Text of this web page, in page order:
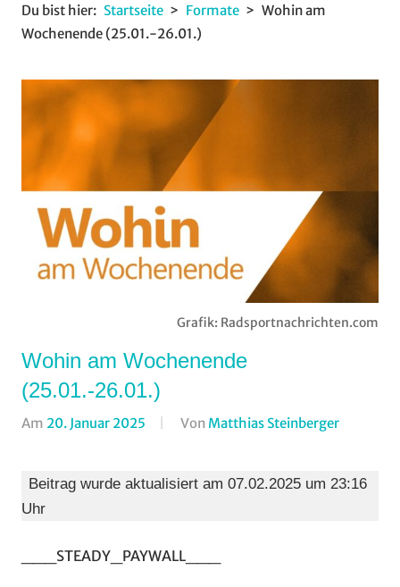
Du bist hier: Startseite Formate
Wohin am
Wochenende (25.01.-26.01.)
Grafik: Radsportnachrichten.com
Wohin am Wochenende
(25.01.-26.01.)
Am 20. Januar 2025 Von Matthias Steinberger
am
Beitrag wurde aktualisiert am 07.02.2025 um 23:16
Uhr
___STEADY_PAYWALL___